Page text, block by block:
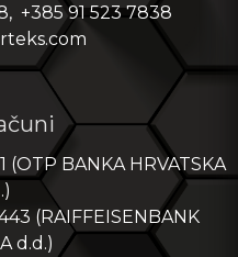
+385 91 523 7838
(OTP BANKA HRVATSKA
(RAIFFEISENBANK
d.d.)